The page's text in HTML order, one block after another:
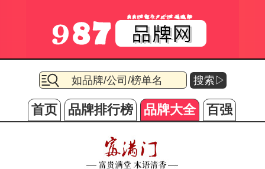
搜索▷
首页 品牌排行榜 品牌大全 百强